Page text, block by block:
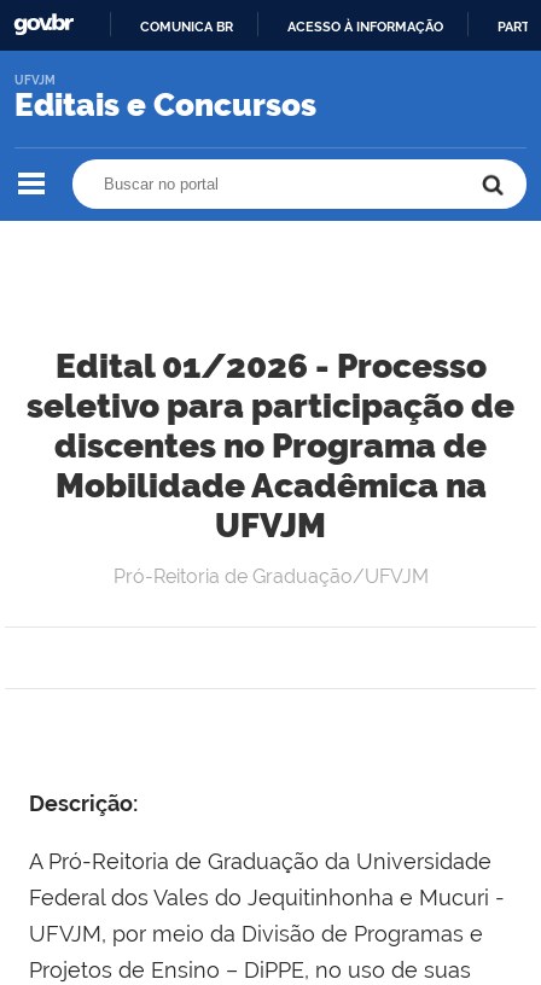
O
COMUNICA BR ACESSO À INFORMAÇÃO
Editais e Concursos
UFVJM
Edital 01/2026 - Processo
seletivo para participação de
discentes no Programa de
Mobilidade Acadêmica na
UFVJM
Pró-Reitoria de Graduação/UFVJM
Descrição:
A Pró-Reitoria de Graduação da Universidade
Federal dos Vales do Jequitinhonha e Mucuri -
UFVJM, por meio da Divisão de Programas e
Projetos de Ensino – DiPPE, no uso de suas